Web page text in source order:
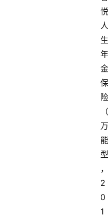
悦
人
生
年
金
保
险
（
万
能
型
，
2
0
1